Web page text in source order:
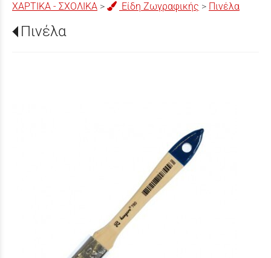
ΧΑΡΤΙΚΑ - ΣΧΟΛΙΚΑ > Είδη Ζωγραφικής > Πινέλα
Πινέλα